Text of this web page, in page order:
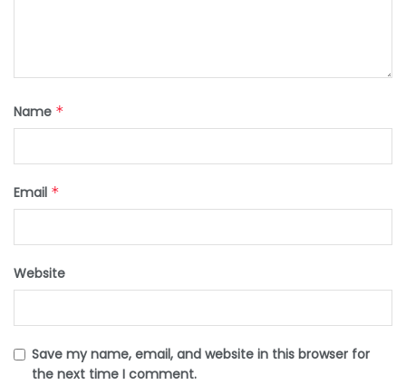
Name *
Email *
Website
Save my name, email, and website in this browser for
the next time I comment.